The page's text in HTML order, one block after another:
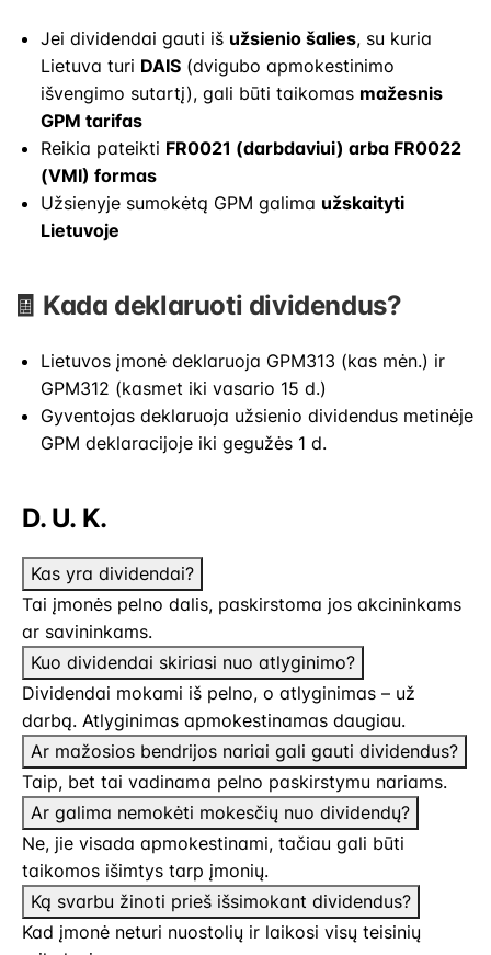
Jei dividendai gauti iš užsienio šalies, su kuria
Lietuva turi DAIS (dvigubo apmokestinimo
išvengimo sutartį), gali būti taikomas mažesnis
GPM tarifas
Reikia pateikti FR0021 (darbdaviui) arba FR0022
(VMI) formas
Užsienyje sumokėtą GPM galima užskaityti
Lietuvoje
🧾 Kada deklaruoti dividendus?
Lietuvos įmonė deklaruoja GPM313 (kas mėn.) ir
GPM312 (kasmet iki vasario 15 d.)
Gyventojas deklaruoja užsienio dividendus metinėje
GPM deklaracijoje iki gegužės 1 d.
D. U. K.
Kas yra dividendai?
Tai įmonės pelno dalis, paskirstoma jos akcininkams
ar savininkams.
Kuo dividendai skiriasi nuo atlyginimo?
Dividendai mokami iš pelno, o atlyginimas – už
darbą. Atlyginimas apmokestinamas daugiau.
Ar mažosios bendrijos nariai gali gauti dividendus?
Taip, bet tai vadinama pelno paskirstymu nariams.
Ar galima nemokėti mokesčių nuo dividendų?
Ne, jie visada apmokestinami, tačiau gali būti
taikomos išimtys tarp įmonių.
Ką svarbu žinoti prieš išsimokant dividendus?
Kad įmonė neturi nuostolių ir laikosi visų teisinių